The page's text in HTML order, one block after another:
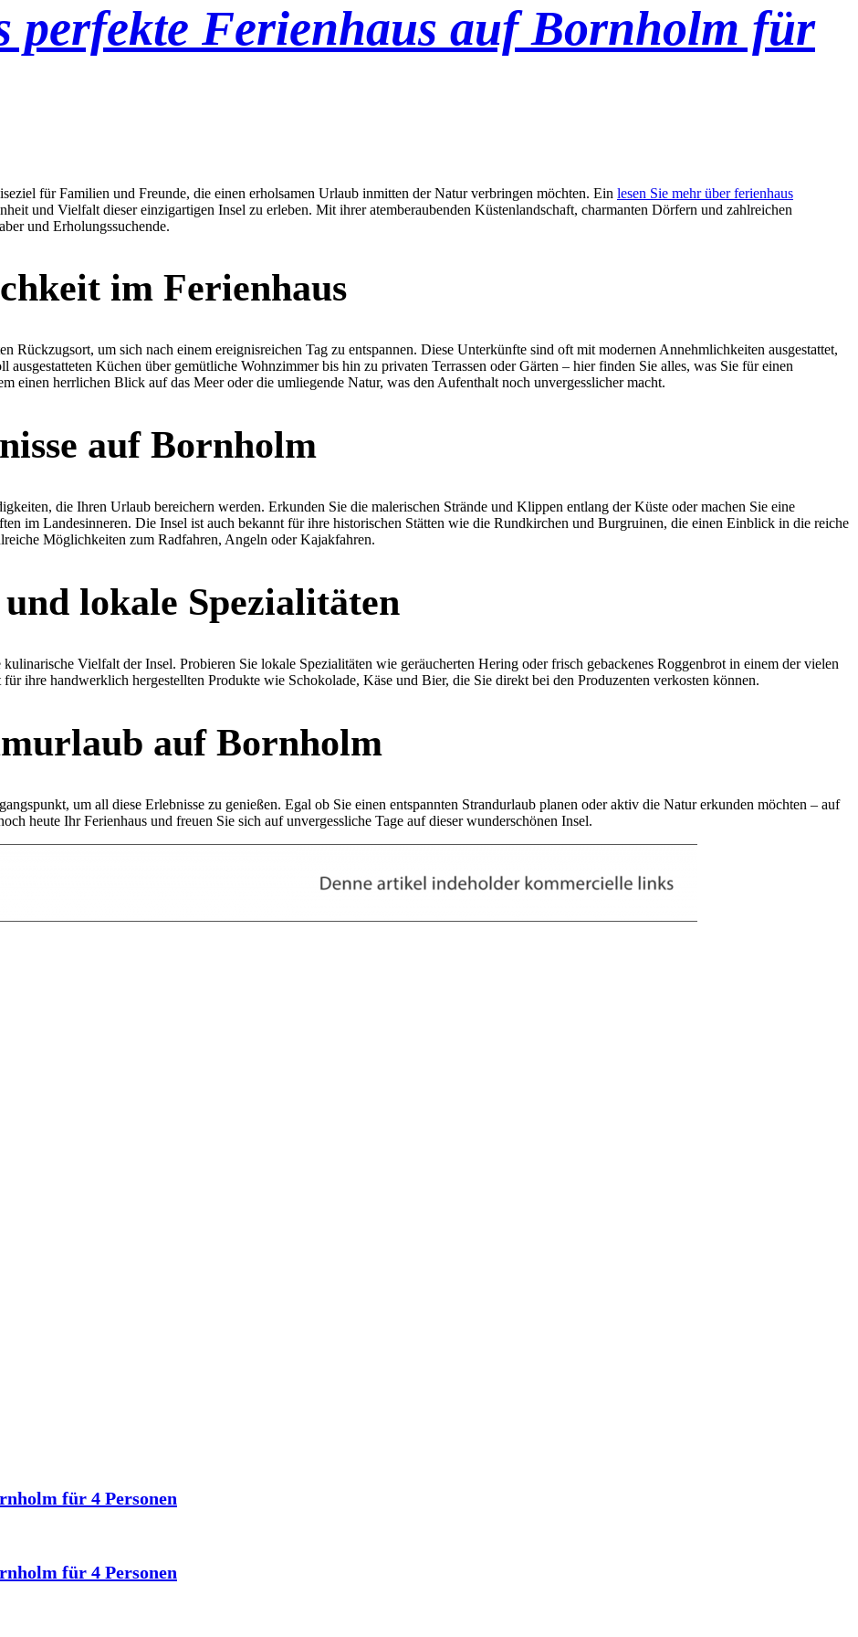
perfekte Ferienhaus auf Bornholm für
für Familien und Freunde, die einen erholsamen Urlaub inmitten der Natur verbringen möchten. Ein lesen Sie mehr über ferienhaus
und Vielfalt dieser einzigartigen Insel zu erleben. Mit ihrer atemberaubenden Küstenlandschaft, charmanten Dörfern und zahlreichen
und Erholungssuchende.
im Ferienhaus
Rückzugsort, um sich nach einem ereignisreichen Tag zu entspannen. Diese Unterkünfte sind oft mit modernen Annehmlichkeiten ausgestattet,
Küchen über gemütliche Wohnzimmer bis hin zu privaten Terrassen oder Gärten – hier finden Sie alles, was Sie für einen
einen herrlichen Blick auf das Meer oder die umliegende Natur, was den Aufenthalt noch unvergesslicher macht.
auf Bornholm
die Ihren Urlaub bereichern werden. Erkunden Sie die malerischen Strände und Klippen entlang der Küste oder machen Sie eine
im Landesinneren. Die Insel ist auch bekannt für ihre historischen Stätten wie die Rundkirchen und Burgruinen, die einen Einblick in die reiche
Möglichkeiten zum Radfahren, Angeln oder Kajakfahren.
lokale Spezialitäten
Vielfalt der Insel. Probieren Sie lokale Spezialitäten wie geräucherten Hering oder frisch gebackenes Roggenbrot in einem der vielen
ihre handwerklich hergestellten Produkte wie Schokolade, Käse und Bier, die Sie direkt bei den Produzenten verkosten können.
auf Bornholm
um all diese Erlebnisse zu genießen. Egal ob Sie einen entspannten Strandurlaub planen oder aktiv die Natur erkunden möchten – auf
heute Ihr Ferienhaus und freuen Sie sich auf unvergessliche Tage auf dieser wunderschönen Insel.
für 4 Personen
für 4 Personen